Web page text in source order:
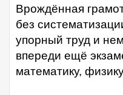
Врождённая
без
упорный труд и
впереди ещё
математику,